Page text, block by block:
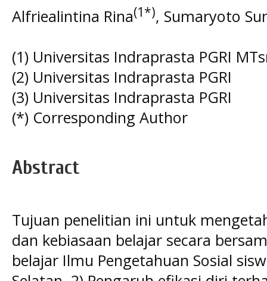
Alfriealintina Rina(1*), Sumaryoto
(1) Universitas Indraprasta PGRI
(2) Universitas Indraprasta PGRI
(3) Universitas Indraprasta PGRI
(*) Corresponding Author
Abstract
Tujuan penelitian ini untuk
dan kebiasaan belajar secara
belajar Ilmu Pengetahuan Sosial